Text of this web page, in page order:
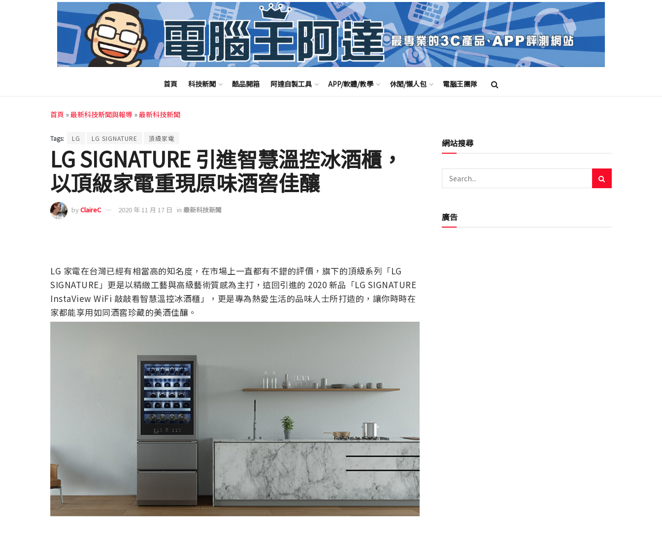
首頁 科技新聞 酷品開箱 阿達自製工具 APP/軟體/教學 休閒/懶人包 電腦王團隊
首頁 »最新科技新聞與報導 »最新科技新聞
Tags: LG LG SIGNATURE 頂級家電
LG SIGNATURE 引進智慧溫控冰酒櫃，
以頂級家電重現原味酒窖佳釀
byClaireC 2020 年 11 月 17 日 in 最新科技新聞
LG 家電在台灣已經有相當高的知名度，在市場上一直都有不錯的評價，旗下的頂級系列「LG
SIGNATURE」更是以精緻工藝與高級藝術質感為主打，這回引進的 2020 新品「LG SIGNATURE
InstaView WiFi 敲敲看智慧溫控冰酒櫃」，更是專為熱愛生活的品味人士所打造的，讓你時時在
家都能享用如同酒窖珍藏的美酒佳釀。
網站搜尋
廣告